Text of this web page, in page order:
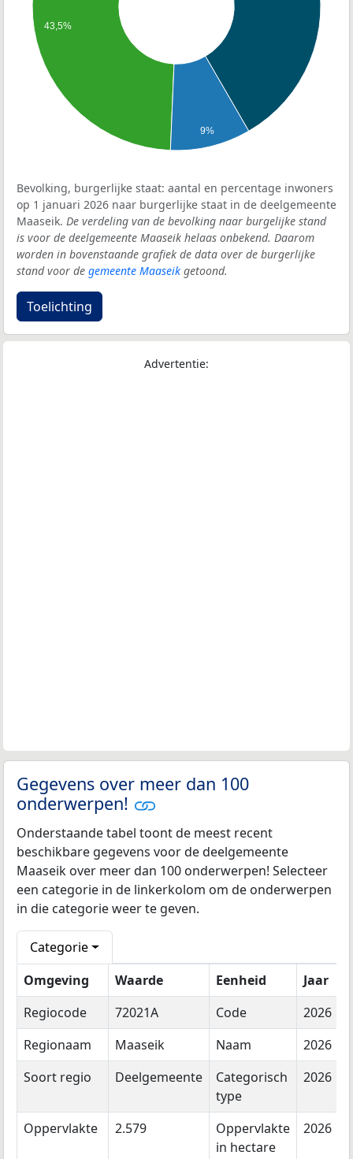
43,5%
9%
Bevolking, burgerlijke staat: aantal en percentage inwoners
op 1 januari 2026 naar burgerlijke staat in de deelgemeente
Maaseik. De verdeling van de bevolking naar burgelijke stand
is voor de deelgemeente Maaseik helaas onbekend. Daarom
worden in bovenstaande grafiek de data over de burgerlijke
stand voor de gemeente Maaseik getoond.
Toelichting
Advertentie:
Gegevens over meer dan 100
onderwerpen!
Onderstaande tabel toont de meest recent
beschikbare gegevens voor de deelgemeente
Maaseik over meer dan 100 onderwerpen! Selecteer
een categorie in de linkerkolom om de onderwerpen
in die categorie weer te geven.
Categorie
Omgeving
Waarde Eenheid
Jaar
Regiocode
72021A Code
2026
Regionaam
Maaseik Naam
2026
Soort regio
Deelgemeente
Categorisch
type
2026
Oppervlakte 2.579
Oppervlakte
in hectare
2026